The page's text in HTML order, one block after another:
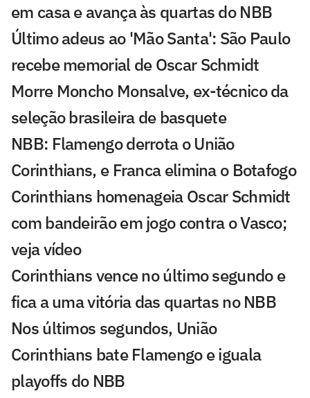
em casa e avança às quartas do NBB
Último adeus ao 'Mão Santa': São Paulo
recebe memorial de Oscar Schmidt
Morre Moncho Monsalve, ex-técnico da
seleção brasileira de basquete
NBB: Flamengo derrota o União
Corinthians, e Franca elimina o Botafogo
Corinthians homenageia Oscar Schmidt
com bandeirão em jogo contra o Vasco;
veja vídeo
Corinthians vence no último segundo e
fica a uma vitória das quartas no NBB
Nos últimos segundos, União
Corinthians bate Flamengo e iguala
playoffs do NBB